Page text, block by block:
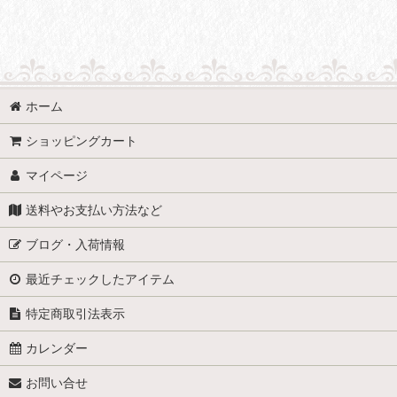
ホーム
ショッピングカート
マイページ
送料やお支払い方法など
ブログ・入荷情報
最近チェックしたアイテム
特定商取引法表示
カレンダー
お問い合せ